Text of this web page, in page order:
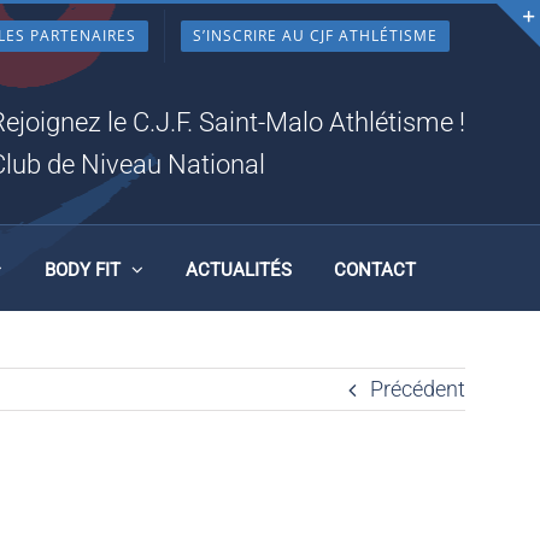
LES PARTENAIRES S’INSCRIRE AU CJF ATHLÉTISME
le C.J.F. Saint-Malo Athlétisme !
de Niveau National
BODY FIT ACTUALITÉS CONTACT
Précédent